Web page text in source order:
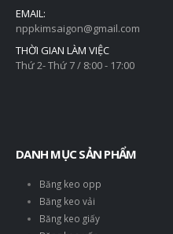
EMAIL:
nppkimsaigon@gmail.com
THỜI GIAN LÀM VIỆC
Thứ 2- Thứ 7 / 8:00 - 17:00
DANH MỤC SẢN PHẨM
Băng keo opp
Băng keo vải
Băng keo giấy